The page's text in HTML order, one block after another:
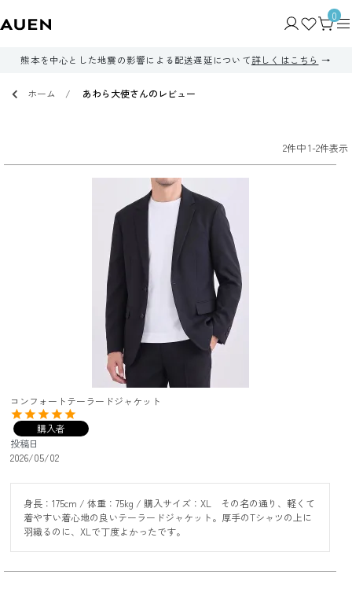
0
熊本を中心とした地震の影響による配送遅延について詳しくはこちら
ホーム あわら大使さんのレビュー
2件中1-2件表示
コンフォートテーラードジャケット
購入者
投稿日
2026/05/02
身長：175cm / 体重：75kg / 購入サイズ：XL　その名の通り、軽くて
着やすい着心地の良いテーラードジャケット。厚手のTシャツの上に
羽織るのに、XLで丁度よかったです。